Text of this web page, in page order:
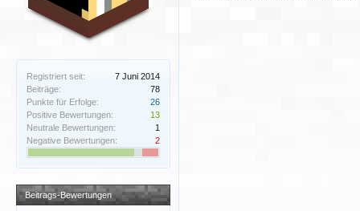
Registriert seit:
7 Juni 2014
Beiträge:
78
Punkte für Erfolge:
26
Positive Bewertungen:
13
Neutrale Bewertungen:
1
Negative Bewertungen:
2
Beitrags-Bewertungen